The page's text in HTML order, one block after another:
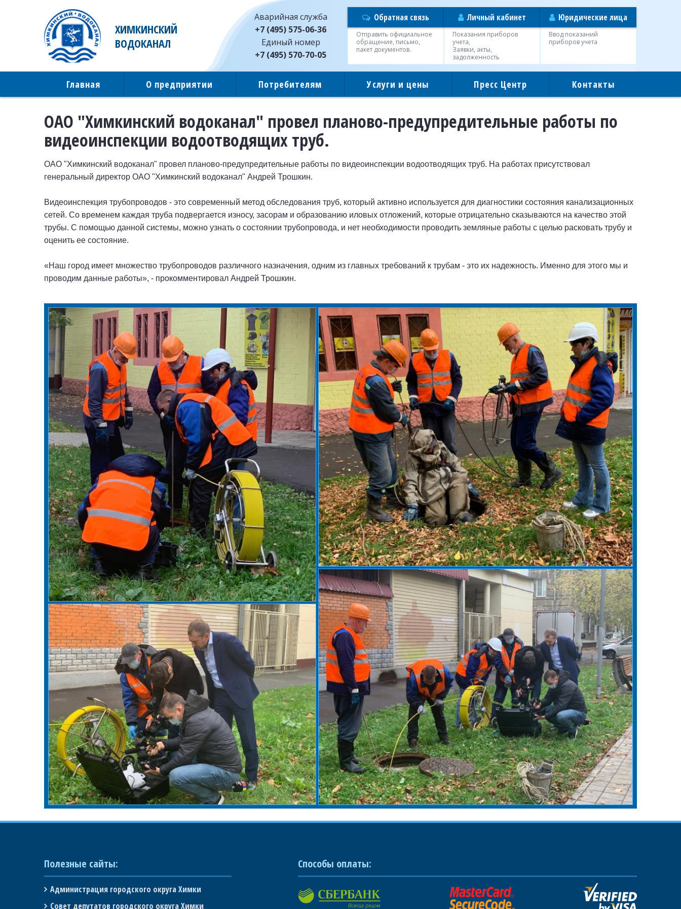
ХИМКИНСКИЙ
ВОДОКАНАЛ
Аварийная служба
+7 (495) 575-06-36
Единый номер
+7 (495) 570-70-05
Обратная связь
Отправить официальное
обращение, письмо,
пакет документов.
Личный кабинет
Показания приборов
учета,
Заявки, акты,
задолженность
Юридические лица
Ввод показаний
приборов учета
Главная О предприятии Потребителям Услуги и цены Пресс Центр Контакты
ОАО "Химкинский водоканал" провел планово-предупредительные работы по
видеоинспекции водоотводящих труб.
ОАО "Химкинский водоканал" провел планово-предупредительные работы по видеоинспекции водоотводящих труб. На работах присутствовал
генеральный директор ОАО "Химкинский водоканал" Андрей Трошкин.
Видеоинспекция трубопроводов - это современный метод обследования труб, который активно используется для диагностики состояния канализационных
сетей. Со временем каждая труба подвергается износу, засорам и образованию иловых отложений, которые отрицательно сказываются на качество этой
трубы. С помощью данной системы, можно узнать о состоянии трубопровода, и нет необходимости проводить земляные работы с целью расковать трубу и
оценить ее состояние.
«Наш город имеет множество трубопроводов различного назначения, одним из главных требований к трубам - это их надежность. Именно для этого мы и
проводим данные работы», - прокомментировал Андрей Трошкин.
Полезные сайты:
Администрация городского округа Химки
Совет депутатов городского округа Химки
Способы оплаты: